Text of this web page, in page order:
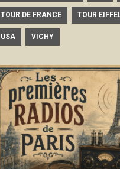
TOUR DE FRANCE TOUR
USA VICHY